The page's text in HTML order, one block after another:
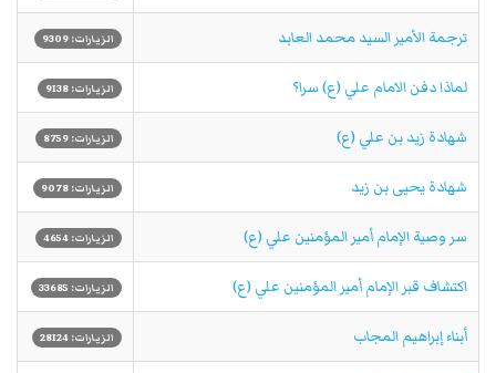
ترجمة الأمير السيد محمد العابد الزيارات: 9309
لماذا دفن الامام علي (ع) سرا؟ الزيارات: 9138
شهادة زيد بن علي (ع) الزيارات: 8759
شهادة يحيى بن زيد الزيارات: 9078
سر وصية الإمام أمير المؤمنين علي (ع) الزيارات: 4654
اكتشاف قبر الإمام أمير المؤمنين علي (ع) الزيارات: 33685
أبناء إبراهيم المجاب الزيارات: 28124